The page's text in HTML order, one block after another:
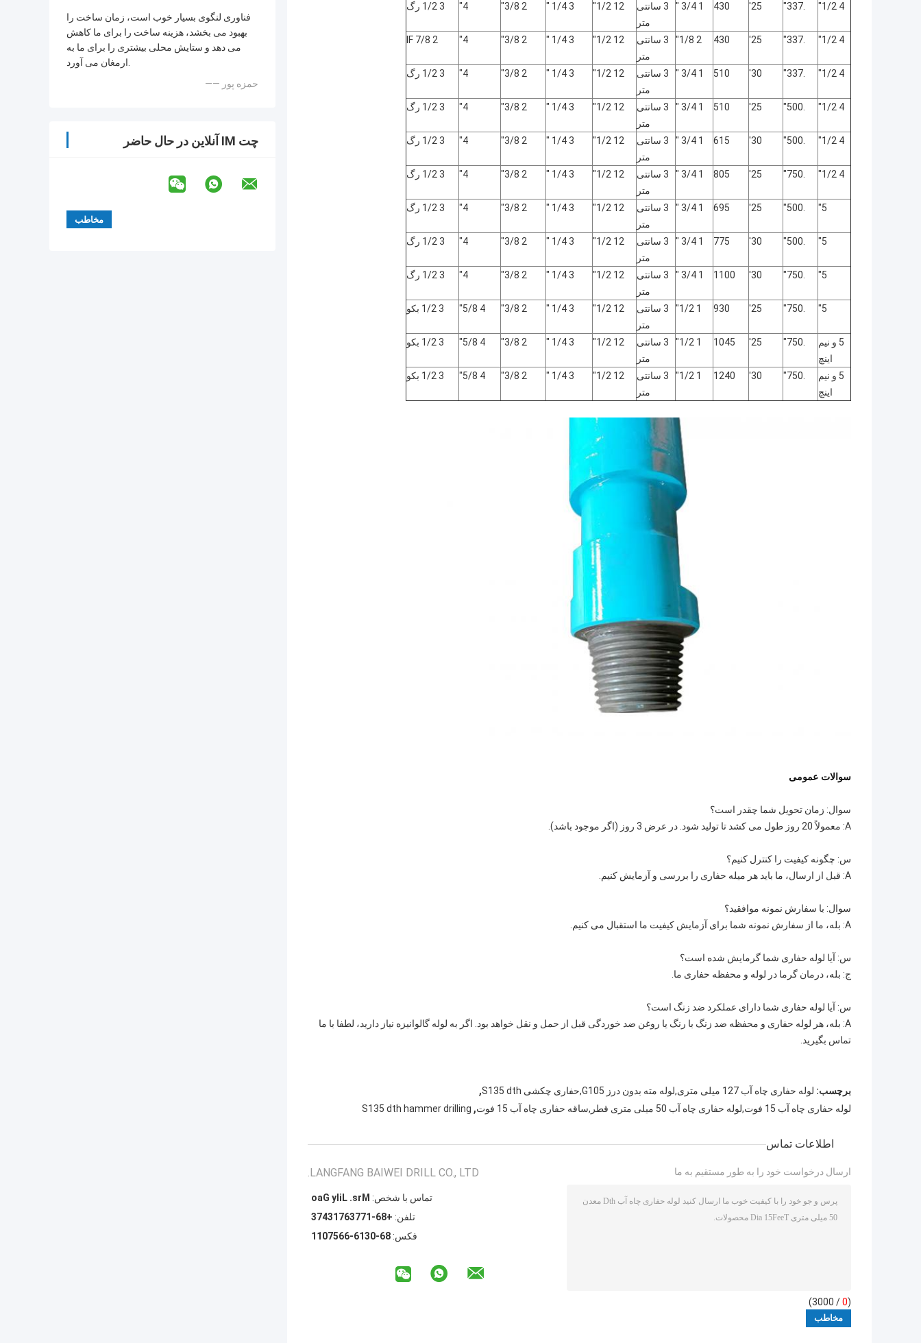
فناوری لنگوی بسیار خوب است، زمان ساخت را
بهبود می بخشد، هزینه ساخت را برای ما کاهش
می دهد و ستایش محلی بیشتری را برای ما به
ارمغان می آورد.
—— حمزه پور
چت IM آنلاین در حال حاضر
4 1/2"
.337"
25'
430
1 3/4 "
3 سانتی
متر
12 1/2"
3 1/4 "
2 3/8"
4" 3 1/2 رگ
4 1/2"
.337"
25'
430
2 1/8"
3 سانتی
متر
12 1/2"
3 1/4 "
2 3/8"
4"
2 7/8 IF
4 1/2"
.337"
30'
510
1 3/4 "
3 سانتی
متر
12 1/2"
3 1/4 "
2 3/8"
4" 3 1/2 رگ
4 1/2"
.500"
25'
510
1 3/4 "
3 سانتی
متر
12 1/2"
3 1/4 "
2 3/8"
4" 3 1/2 رگ
4 1/2"
.500"
30'
615
1 3/4 "
3 سانتی
متر
12 1/2"
3 1/4 "
2 3/8"
4" 3 1/2 رگ
4 1/2"
.750"
25'
805
1 3/4 "
3 سانتی
متر
12 1/2"
3 1/4 "
2 3/8"
4" 3 1/2 رگ
5"
.500"
25'
695
1 3/4 "
3 سانتی
متر
12 1/2"
3 1/4 "
2 3/8"
4" 3 1/2 رگ
5"
.500"
30'
775
1 3/4 "
3 سانتی
متر
12 1/2"
3 1/4 "
2 3/8"
4" 3 1/2 رگ
5"
.750"
30'
1100
1 3/4 "
3 سانتی
متر
12 1/2"
3 1/4 "
2 3/8"
4" 3 1/2 رگ
5"
.750"
25'
930
1 1/2"
3 سانتی
متر
12 1/2"
3 1/4 "
2 3/8"
4 5/8" 3 1/2 بکو
5 و نیم
اینچ
.750"
25'
1045
1 1/2"
3 سانتی
متر
12 1/2"
3 1/4 "
2 3/8"
4 5/8" 3 1/2 بکو
5 و نیم
اینچ
.750"
30'
1240
1 1/2"
3 سانتی
متر
12 1/2"
3 1/4 "
2 3/8"
4 5/8" 3 1/2 بکو
سوالات عمومی
سوال: زمان تحویل شما چقدر است؟
A: معمولاً 20 روز طول می کشد تا تولید شود. در عرض 3 روز (اگر موجود باشد).
س: چگونه کیفیت را کنترل کنیم؟
A: قبل از ارسال، ما باید هر میله حفاری را بررسی و آزمایش کنیم.
سوال: با سفارش نمونه موافقید؟
A: بله، ما از سفارش نمونه شما برای آزمایش کیفیت ما استقبال می کنیم.
س: آیا لوله حفاری شما گرمایش شده است؟
ج: بله، درمان گرما در لوله و محفظه حفاری ما.
س: آیا لوله حفاری شما دارای عملکرد ضد زنگ است؟
A: بله، هر لوله حفاری و محفظه ضد زنگ با رنگ یا روغن ضد خوردگی قبل از حمل و نقل خواهد بود. اگر به لوله گالوانیزه نیاز دارید، لطفا با ما
تماس بگیرید.
برچسب: لوله حفاری چاه آب 127 میلی متری,لوله مته بدون درز G105,حفاری چکشی S135 dth ,
لوله حفاری چاه آب 15 فوت,لوله حفاری چاه آب 50 میلی متری قطر,ساقه حفاری چاه آب 15 فوت ,
S135 dth hammer drilling
اطلاعات تماس
LANGFANG BAIWEI DRILL CO., LTD.
تماس با شخص: Mrs. Lily Gao
تلفن: +86-17736713473
فکس: 86-0316-6657011
ارسال درخواست خود را به طور مستقیم به ما
(
0
/ 3000)